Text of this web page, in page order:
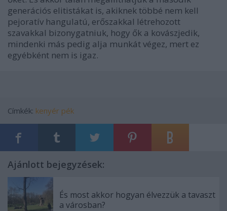
generációs elitistákat is, akiknek többé nem kell
pejoratív hangulatú, erőszakkal létrehozott
szavakkal bizonygatniuk, hogy ők a kovászjedik,
mindenki más pedig alja munkát végez, mert ez
egyébként nem is igaz.
Címkék: kenyér pék
Ajánlott bejegyzések:
És most akkor hogyan élvezzük a tavaszt
a városban?